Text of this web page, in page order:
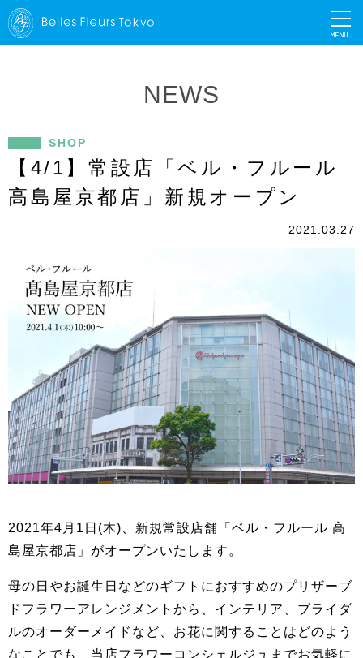
MENU
NEWS
SHOP
【4/1】常設店「ベル・フルール
高島屋京都店」新規オープン
2021.03.27
2021年4月1日(木)、新規常設店舗「ベル・フルール 高
島屋京都店」がオープンいたします。
母の日やお誕生日などのギフトにおすすめのプリザーブ
ドフラワーアレンジメントから、インテリア、ブライダ
ルのオーダーメイドなど、お花に関することはどのよう
なことでも、当店フラワーコンシェルジュまでお気軽に